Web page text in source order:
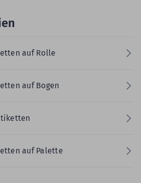
auf Rolle
auf Bogen
auf Palette